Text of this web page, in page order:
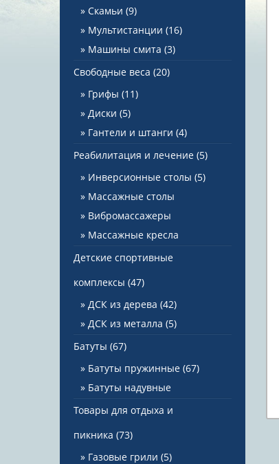
Скамьи (9)
Мультистанции (16)
Машины смита (3)
Свободные веса (20)
Грифы (11)
Диски (5)
Гантели и штанги (4)
Реабилитация и лечение (5)
Инверсионные столы (5)
Массажные столы
Вибромассажеры
Массажные кресла
Детские спортивные
комплексы (47)
ДСК из дерева (42)
ДСК из металла (5)
Батуты (67)
Батуты пружинные (67)
Батуты надувные
Товары для отдыха и
пикника (73)
Газовые грили (5)